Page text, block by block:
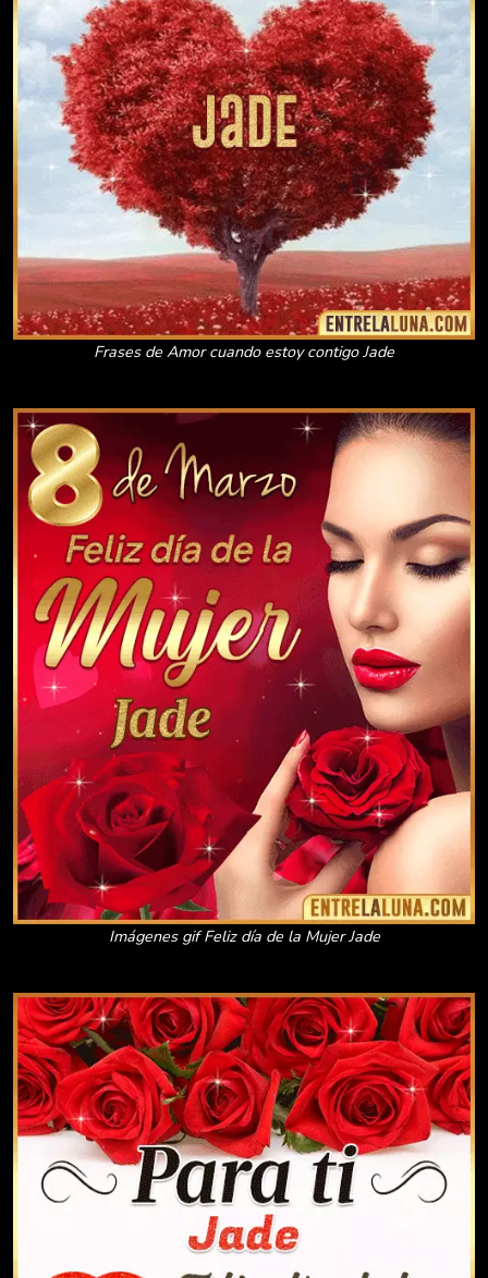
Frases de Amor cuando estoy contigo Jade
Imágenes gif Feliz día de la Mujer Jade